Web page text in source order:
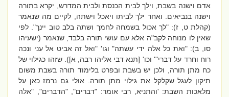
אדם וישנה בשבת, וילך לבית הכנסת ולבית המדרש, יקרא בתורה
וישנה בנביאים. ואחר ילך לביתו ויאכל וישתה, לקיים מה שנאמר
(קהלת ט, ז): "לך אכול בשמחה לחמך ושתה בלב טוב יינך". לפי
שאין לו מנוחה לקב"ה אלא עם עושי תורה בלבד, שנאמר (ישעיהו
סו, ב): "ואת כל אלה ידי עשתה" וגו' "ואל זה אביט אל עני ונכה
רוח וחרד על דברי"' וכו' [תנא דבי אליהו רבה, א]). שזהו כגילוי של
כח מתן תורה, ולכן יש בשבת ובפרט בלימוד תורה בשבת משום
תיקון לעגל שקלקל את גילוי מתן תורה. אולי גם נרמז כאן על
מלאכות השבת: 'והתניא, רבי אומר: "דברים", "הדברים", "אלה